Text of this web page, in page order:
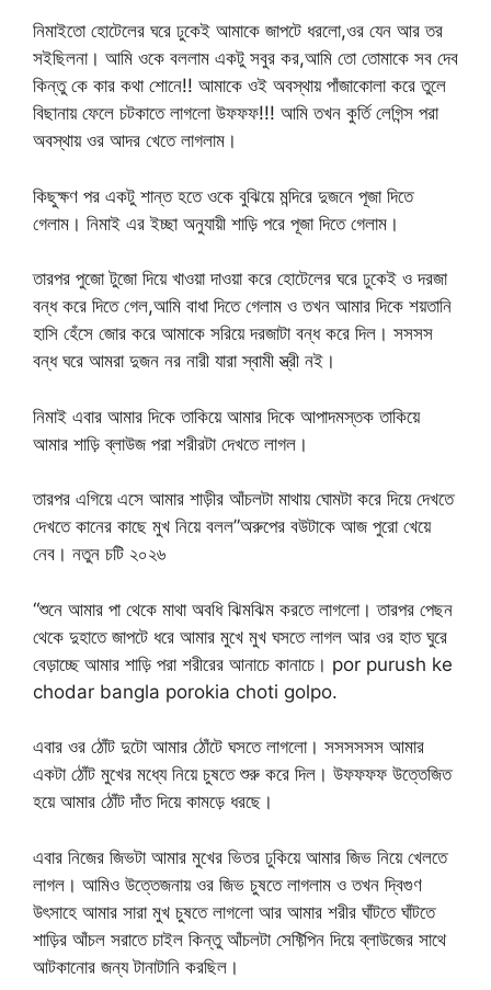
নিমাইতো হোটেলের ঘরে ঢুকেই আমাকে জাপটে ধরলো,ওর যেন আর তর
সইছিলনা। আমি ওকে বললাম একটু সবুর কর,আমি তো তোমাকে সব দেব
কিন্তু কে কার কথা শোনে!! আমাকে ওই অবস্থায় পাঁজাকোলা করে তুলে
বিছানায় ফেলে চটকাতে লাগলো উফফফ!!! আমি তখন কুর্তি লেগিন্স পরা
অবস্থায় ওর আদর খেতে লাগলাম।
কিছুক্ষণ পর একটু শান্ত হতে ওকে বুঝিয়ে মন্দিরে দুজনে পূজা দিতে
গেলাম। নিমাই এর ইচ্ছা অনুযায়ী শাড়ি পরে পূজা দিতে গেলাম।
তারপর পুজো টুজো দিয়ে খাওয়া দাওয়া করে হোটেলের ঘরে ঢুকেই ও দরজা
বন্ধ করে দিতে গেল,আমি বাধা দিতে গেলাম ও তখন আমার দিকে শয়তানি
হাসি হেঁসে জোর করে আমাকে সরিয়ে দরজাটা বন্ধ করে দিল। সসসস
বন্ধ ঘরে আমরা দুজন নর নারী যারা স্বামী স্ত্রী নই।
নিমাই এবার আমার দিকে তাকিয়ে আমার দিকে আপাদমস্তক তাকিয়ে
আমার শাড়ি ব্লাউজ পরা শরীরটা দেখতে লাগল।
তারপর এগিয়ে এসে আমার শাড়ীর আঁচলটা মাথায় ঘোমটা করে দিয়ে দেখতে
দেখতে কানের কাছে মুখ নিয়ে বলল”অরুপের বউটাকে আজ পুরো খেয়ে
নেব। নতুন চটি ২০২৬
“শুনে আমার পা থেকে মাথা অবধি ঝিমঝিম করতে লাগলো। তারপর পেছন
থেকে দুহাতে জাপটে ধরে আমার মুখে মুখ ঘসতে লাগল আর ওর হাত ঘুরে
বেড়াচ্ছে আমার শাড়ি পরা শরীরের আনাচে কানাচে। por purush ke
chodar bangla porokia choti golpo.
এবার ওর ঠোঁট দুটো আমার ঠোঁটে ঘসতে লাগলো। সসসসসস আমার
একটা ঠোঁট মুখের মধ্যে নিয়ে চুষতে শুরু করে দিল। উফফফফ উত্তেজিত
হয়ে আমার ঠোঁট দাঁত দিয়ে কামড়ে ধরছে।
এবার নিজের জিভটা আমার মুখের ভিতর ঢুকিয়ে আমার জিভ নিয়ে খেলতে
লাগল। আমিও উত্তেজনায় ওর জিভ চুষতে লাগলাম ও তখন দ্বিগুণ
উৎসাহে আমার সারা মুখ চুষতে লাগলো আর আমার শরীর ঘাঁটতে ঘাঁটতে
শাড়ির আঁচল সরাতে চাইল কিন্তু আঁচলটা সেফ্টিপিন দিয়ে ব্লাউজের সাথে
আটকানোর জন্য টানাটানি করছিল।